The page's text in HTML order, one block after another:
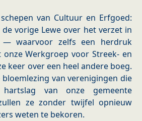
van Cultuur en Erfgoed:
de vorige Lewe over het verzet in
— waarvoor zelfs een herdruk
Werkgroep voor Streek- en
keer over een heel andere boeg.
van verenigingen die
hartslag van onze gemeente
ze zonder twijfel opnieuw
weten te bekoren.